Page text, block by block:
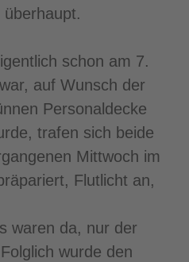
schon am 7.
auf Wunsch der
Personaldecke
trafen sich beide
Mittwoch im
Flutlicht an,
waren da, nur der
wurde den